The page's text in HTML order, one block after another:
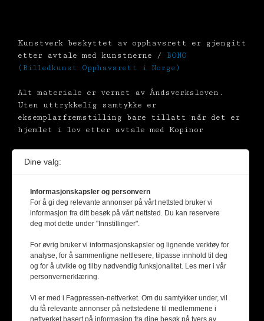
Kunstverk beskyttet av opphavsrett er gjengitt
etter avtale med kunstnerne / BONO
(Billedkunst Opphavsrett i Norge)
Alt materiale er vernet av Åndsverksloven.
Uten uttrykkelig samtykke er
eksemplarfremstilling bare tillatt når det er
hjemlet i lov etter avtale med Kopinor
Dine valg:
Informasjonskapsler og personvern
For å gi deg relevante annonser på vårt nettsted bruker vi
informasjon fra ditt besøk på vårt nettsted. Du kan reservere
deg mot dette under "Innstillinger".
For øvrig bruker vi informasjonskapsler og lignende verktøy for
analyse, for å sammenligne nettlesere, tilpasse innhold til deg
og for å utvikle og tilby nødvendig funksjonalitet. Les mer i vår
personvernerklæring.
Vi er med i Fagpressen-nettverket. Om du samtykker under, vil
du få relevante annonser på nettstedene til medlemmene i
nettverket basert på informasjon fra dine besøk på tvers av